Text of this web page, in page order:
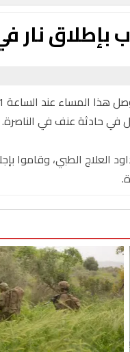
نار
في حادثة عنف في الناصرة.